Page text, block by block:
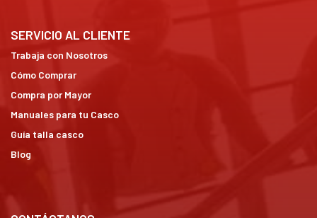
SERVICIO AL CLIENTE
Trabaja con Nosotros
Cómo Comprar
Compra por Mayor
Manuales para tu Casco
Guía talla casco
Blog